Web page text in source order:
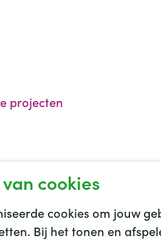
projecten
cookies
cookies om jouw
Bij het tonen en